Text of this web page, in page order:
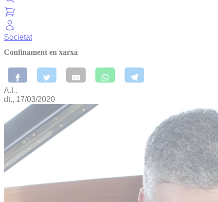
Societat
Confinament en xarxa
A.L.
dt., 17/03/2020